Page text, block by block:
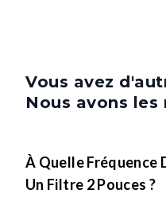
Vous avez
Nous avons les
À Quelle Fréquence
Un Filtre 2 Pouces ?